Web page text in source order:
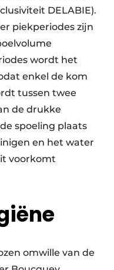
DELABIE).
piekperiodes zijn
wordt het
enkel de kom
tussen twee
de drukke
spoeling plaats
en het water
voorkomt
omwille van de